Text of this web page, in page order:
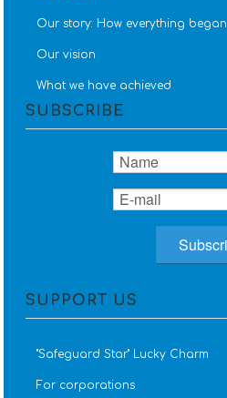
Our story: How everything began
Our vision
What we have achieved
SUBSCRIBE
SUPPORT US
''Safeguard Star'' Lucky Charm
For corporations